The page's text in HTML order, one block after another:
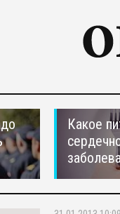
Какое